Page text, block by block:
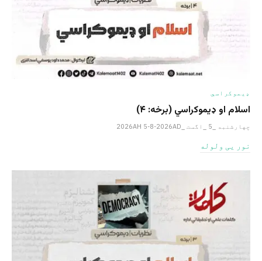
ډیموکراسي
اسلام او ډیموکراسي (برخه: ۴)
چهارشنبه _5 _اگست _2026AH 5-8-2026AD
نور یی ولوله